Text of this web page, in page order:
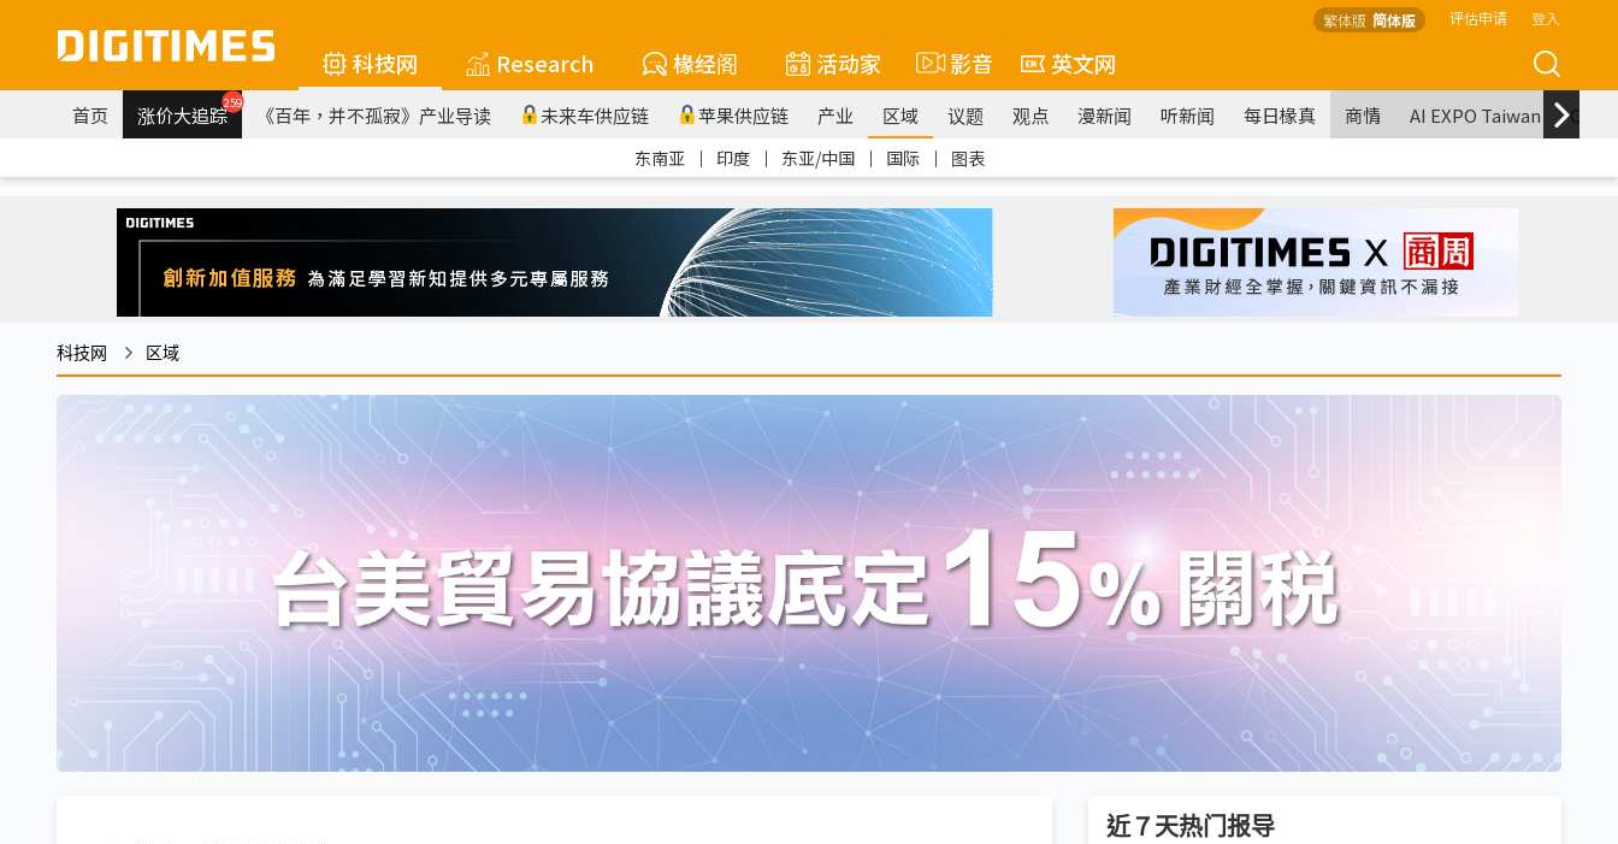
繁体版 简体版 评估申请 登入
科技网 Research 椽经阁 活动家 影音 英文网
首页 涨价大追踪259 《百年，并不孤寂》产业导读 未来车供应链 苹果供应链 产业 区域 议题 观点 漫新闻 听新闻 每日椽真 商情 AI EXPO Taiwan
东南亚 ｜ 印度 ｜ 东亚/中国 ｜ 国际 ｜ 图表
科技网 区域
近７天热门报导